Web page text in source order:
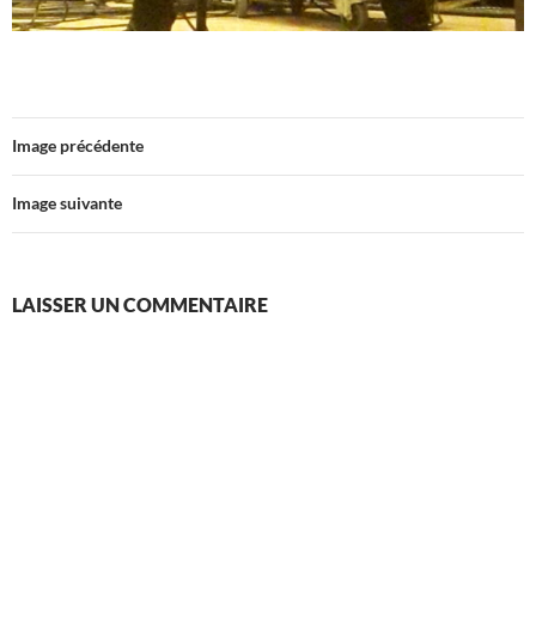
Image précédente
Image suivante
LAISSER UN COMMENTAIRE